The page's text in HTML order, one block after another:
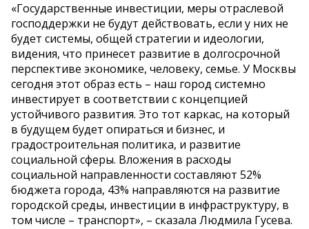
«Государственные инвестиции, меры отраслевой
господдержки не будут действовать, если у них не
будет системы, общей стратегии и идеологии,
видения, что принесет развитие в долгосрочной
перспективе экономике, человеку, семье. У Москвы
сегодня этот образ есть – наш город системно
инвестирует в соответствии с концепцией
устойчивого развития. Это тот каркас, на который
в будущем будет опираться и бизнес, и
градостроительная политика, и развитие
социальной сферы. Вложения в расходы
социальной направленности составляют 52%
бюджета города, 43% направляются на развитие
городской среды, инвестиции в инфраструктуру, в
том числе – транспорт», – сказала Людмила Гусева.